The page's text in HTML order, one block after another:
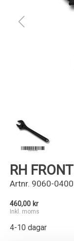
RH
Artnr. 9060-
460,00 kr
Inkl. moms
4-10 dagar